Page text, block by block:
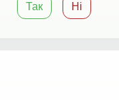
Так Ні